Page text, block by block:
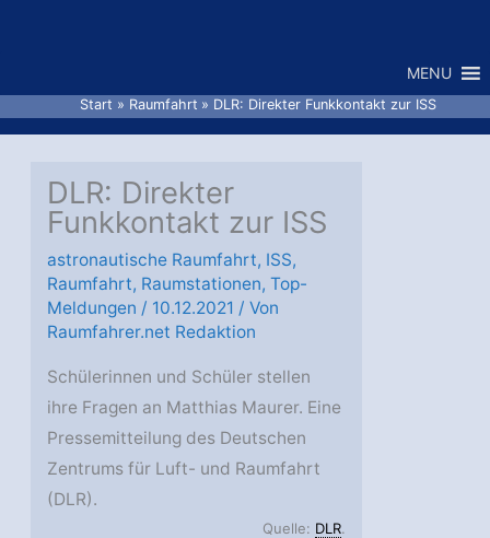
MENU
Start Raumfahrt DLR: Direkter Funkkontakt zur ISS
DLR: Direkter
Funkkontakt zur ISS
astronautische Raumfahrt, ISS,
Raumfahrt, Raumstationen,Top-
Meldungen / 10.12.2021 / Von
Raumfahrer.net Redaktion
Schülerinnen und Schüler stellen
ihre Fragen an Matthias Maurer. Eine
Pressemitteilung des Deutschen
Zentrums für Luft- und Raumfahrt
(DLR).
Quelle: DLR.